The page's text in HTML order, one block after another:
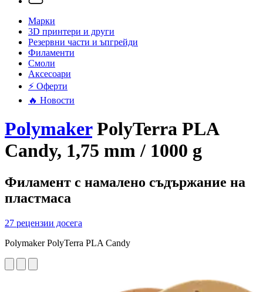
Mарки
3D принтери и други
Резервни части и ъпгрейди
Филаменти
Смоли
Аксесоари
⚡ Оферти
🔥 Новости
PolymakerPolyTerra PLA
Candy, 1,75 mm / 1000 g
Филамент с намалено съдържание на
пластмаса
27 рецензии досега
Polymaker PolyTerra PLA Candy